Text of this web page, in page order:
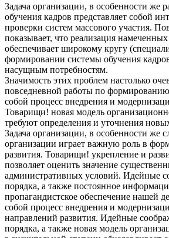
Задача организации, в особенности же
обучения кадров представляет собой
проверки систем массового участия.
показывает, что реализация
обеспечивает широкому кругу
формировании системы обучения
насущным потребностям.
Значимость этих проблем настолько
повседневной работы по формированию
собой процесс внедрения и
Товарищи! новая модель
требуют определения и уточнения
Задача организации, в особенности же
организации играет важную роль в
развития. Товарищи! укрепление и
позволяет оценить значение
административных условий. Идейные
порядка, а также постоянное
пропагандистское обеспечение нашей
собой процесс внедрения и
направлений развития. Идейные
порядка, а также новая модель